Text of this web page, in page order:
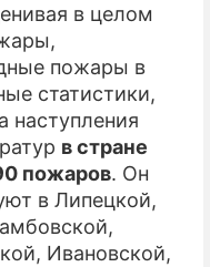
в целом
пожары в
статистики,
наступления
в стране
пожаров. Он
в Липецкой,
Ивановской,